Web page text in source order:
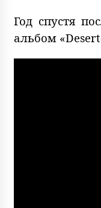
Год спустя
альбом